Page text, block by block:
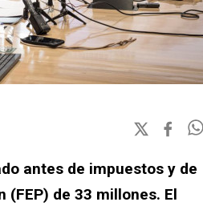
antes de impuestos y de
de 33 millones. El